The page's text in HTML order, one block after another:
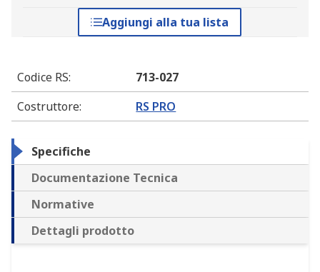
Aggiungi alla tua lista
Codice RS:
713-027
Costruttore: RS PRO
Specifiche
Documentazione Tecnica
Normative
Dettagli prodotto